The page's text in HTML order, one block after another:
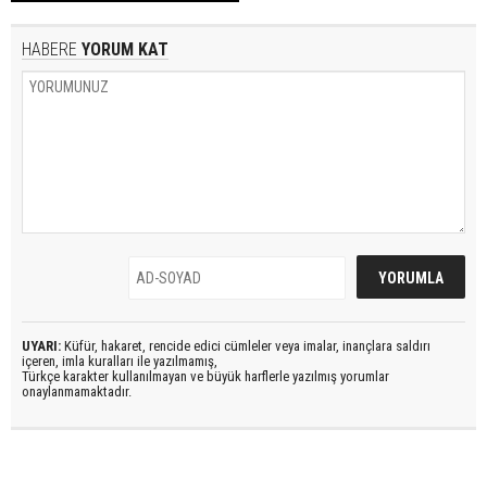
HABERE YORUM KAT
UYARI: Küfür, hakaret, rencide edici cümleler veya imalar, inançlara saldırı
içeren, imla kuralları ile yazılmamış,
Türkçe karakter kullanılmayan ve büyük harflerle yazılmış yorumlar
onaylanmamaktadır.